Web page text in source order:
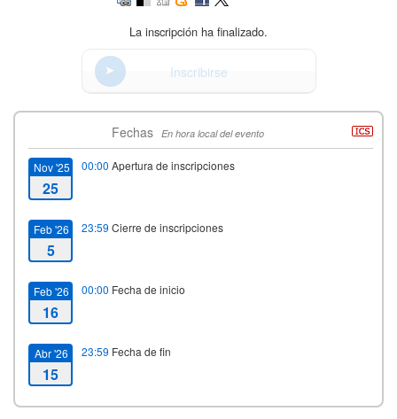
La inscripción ha finalizado.
Inscribirse
Fechas En hora local del evento
Nov '25
25
00:00 Apertura de inscripciones
Feb '26
5
23:59 Cierre de inscripciones
Feb '26
16
00:00 Fecha de inicio
Abr '26
15
23:59 Fecha de fin